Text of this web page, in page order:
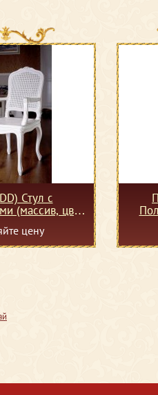
Стул с
(массив, цвет
цену